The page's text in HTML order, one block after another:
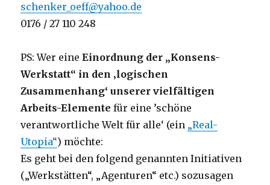
schenker_oeff@yahoo.de
0176 / 27 110 248
PS: Wer eineEinordnung der „Konsens-
Werkstatt“ in den ‚logischen
Zusammenhang‘ unserer vielfältigen
Arbeits-Elemente für eine ’schöne
verantwortliche Welt für alle‘ (ein „Real-
Utopia“) möchte:
Es geht bei den folgend genannten Initiativen
(„Werkstätten“, „Agenturen“ etc.) sozusagen